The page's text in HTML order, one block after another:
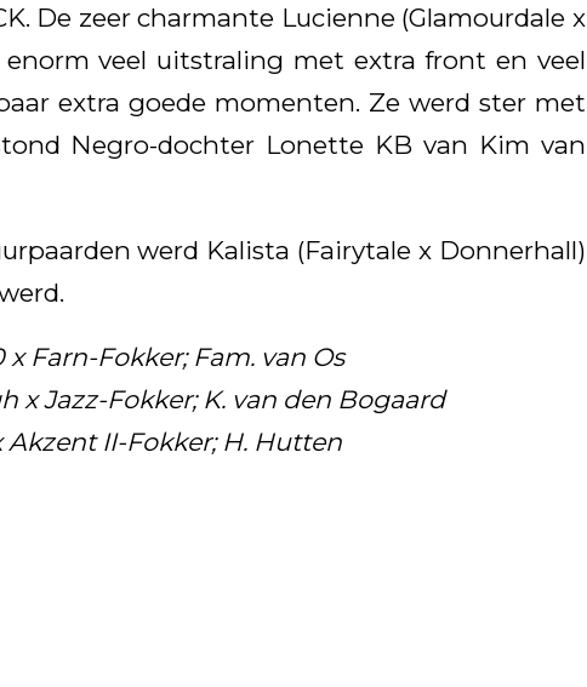
De zeer charmante Lucienne (Glamourdale x
veel uitstraling met extra front en veel
extra goede momenten. Ze werd ster met
Negro-dochter Lonette KB van Kim van
werd Kalista (Fairytale x Donnerhall)
Farn-Fokker; Fam. van Os
x Jazz-Fokker; K. van den Bogaard
II-Fokker; H. Hutten